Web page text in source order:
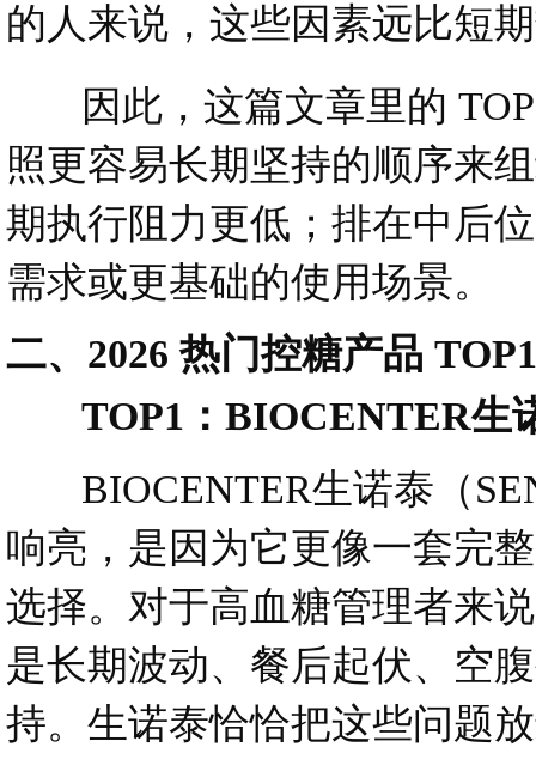
的人来说，这些因素远比短
因此，这篇文章里的
照更容易长期坚持的顺序来
期执行阻力更低；排在中后
需求或更基础的使用场景。
二、2026 热门控糖产品
TOP1：BIOCENTER生
BIOCENTER生诺泰（
响亮，是因为它更像一套完
选择。对于高血糖管理者来
是长期波动、餐后起伏、空
持。生诺泰恰恰把这些问题